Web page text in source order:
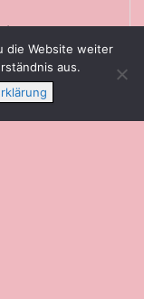
an
die Website weiter
aus.